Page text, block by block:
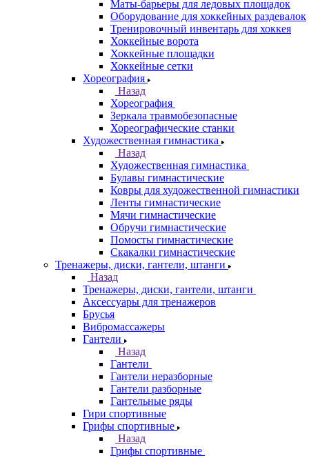
Маты-барьеры для ледовых площадок
Оборудование для хоккейных раздевалок
Тренировочный инвентарь для хоккея
Хоккейные ворота
Хоккейные площадки
Хоккейные сетки
Хореография
Назад
Хореография
Зеркала травмобезопасные
Хореографические станки
Художественная гимнастика
Назад
Художественная гимнастика
Булавы гимнастические
Ковры для художественной гимнастики
Ленты гимнастические
Мячи гимнастические
Обручи гимнастические
Помосты гимнастические
Скакалки гимнастические
Тренажеры, диски, гантели, штанги
Назад
Тренажеры, диски, гантели, штанги
Аксессуары для тренажеров
Брусья
Вибромассажеры
Гантели
Назад
Гантели
Гантели неразборные
Гантели разборные
Гантельные ряды
Гири спортивные
Грифы спортивные
Назад
Грифы спортивные